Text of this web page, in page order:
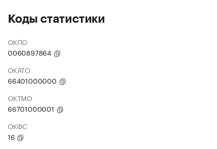
Коды статистики
ОКПО
0060897864
ОКАТО
66401000000
ОКТМО
66701000001
ОКФС
16